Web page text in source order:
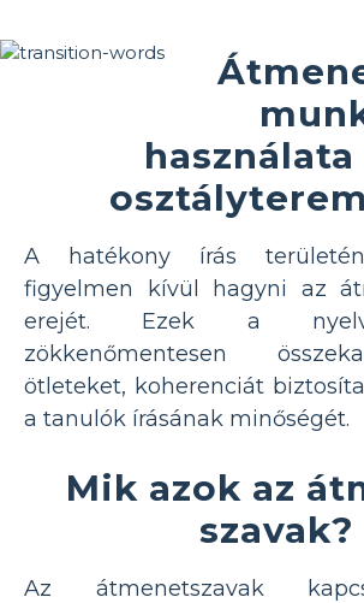
használata
A hatékony írás
figyelmen kívül hagyni az
erejét. Ezek a
zökkenőmentesen
ötleteket, koherenciát
a tanulók írásának minőségét.
Mik azok az
szavak?
Az átmenetszavak